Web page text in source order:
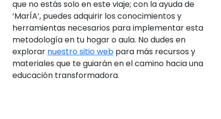
que no estás solo en este viaje; con la ayuda de
‘MarÍA’, puedes adquirir los conocimientos y
herramientas necesarios para implementar esta
metodología en tu hogar o aula. No dudes en
explorar nuestro sitio web para más recursos y
materiales que te guiarán en el camino hacia una
educación transformadora.